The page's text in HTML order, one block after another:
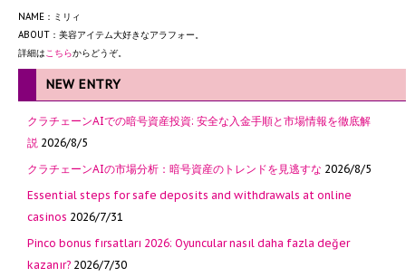
NAME：ミリィ
ABOUT：美容アイテム大好きなアラフォー。
詳細はこちらからどうぞ。
NEW ENTRY
クラチェーンAIでの暗号資産投資: 安全な入金手順と市場情報を徹底解
説 2026/8/5
クラチェーンAIの市場分析：暗号資産のトレンドを見逃すな 2026/8/5
Essential steps for safe deposits and withdrawals at online
casinos 2026/7/31
Pinco bonus fırsatları 2026: Oyuncular nasıl daha fazla değer
kazanır? 2026/7/30